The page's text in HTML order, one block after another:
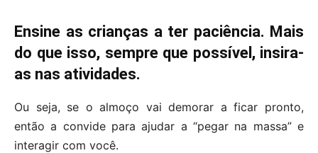
Ensine as crianças a ter paciência. Mais
do que isso, sempre que possível, insira-
as nas atividades.
Ou seja, se o almoço vai demorar a ficar pronto,
então a convide para ajudar a “pegar na massa” e
interagir com você.